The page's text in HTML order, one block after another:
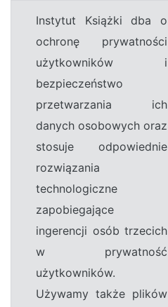
Instytut Książki dba o
ochronę prywatności
użytkowników i
bezpieczeństwo
przetwarzania ich
danych osobowych oraz
stosuje odpowiednie
rozwiązania
technologiczne
zapobiegające
ingerencji osób trzecich
w prywatność
użytkowników.
Używamy także plików